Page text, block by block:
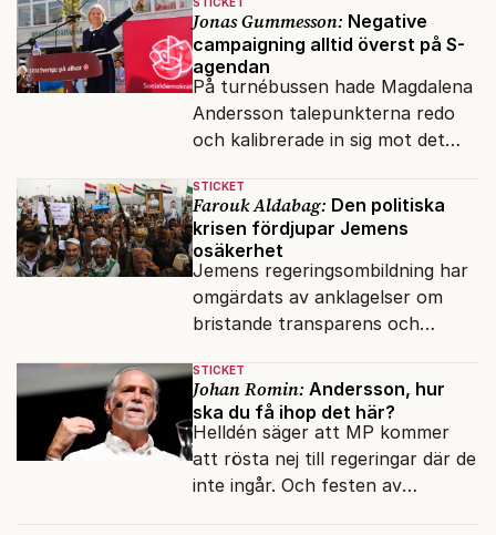
och förföljelse.
Jonas Gummesson: Negative
campaigning alltid överst på S-
agendan
På turnébussen hade Magdalena
Andersson talepunkterna redo
och kalibrerade in sig mot det
robot.
STICKET
Farouk Aldabag: Den politiska
krisen fördjupar Jemens
osäkerhet
Jemens regeringsombildning har
omgärdats av anklagelser om
bristande transparens och
internationella biståndsmedel.
STICKET
Johan Romin: Andersson, hur
ska du få ihop det här?
Helldén säger att MP kommer
att rösta nej till regeringar där de
inte ingår. Och festen av